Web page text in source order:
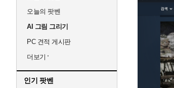
오늘의 팟벤
AI 그림 그리기
PC 견적 게시판
더보기
인기 팟벤